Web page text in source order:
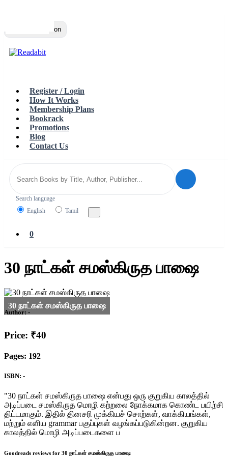
Toggle navigation
Register / Login
How It Works
Membership Plans
Bookrack
Promotions
Blog
Contact Us
Search language
English
Tamil
0
30 நாட்கள் சமஸ்கிருத பாஷை
Author: -
Price: ₹40
Pages: 192
ISBN: -
"30 நாட்கள் சமஸ்கிருத பாஷை என்பது ஒரு குறுகிய காலத்தில்
அடிப்படை சமஸ்கிருத மொழி கற்றலை நோக்கமாக கொண்ட பயிற்சி
திட்டமாகும். இதில் தினசரி முக்கியச் சொற்கள், வாக்கியங்கள்,
மற்றும் எளிய grammar பகுப்புகள் வழங்கப்படுகின்றன. குறுகிய
காலத்தில் மொழி அடிப்படைகளை ப
Goodreads reviews for 30 நாட்கள் சமஸ்கிருத பாஷை